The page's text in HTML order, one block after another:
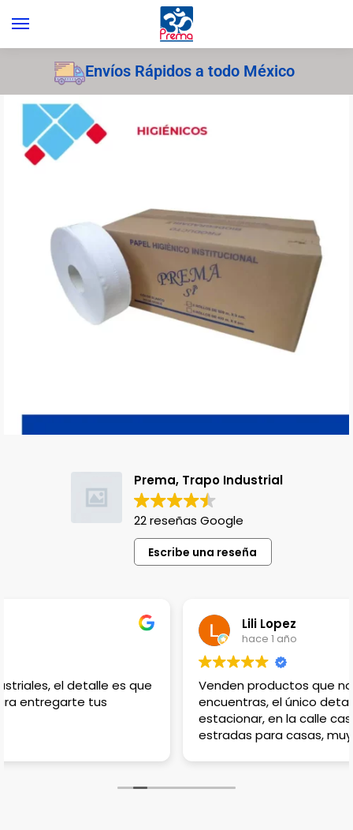
Envíos Rápidos a todo México
Prema, Trapo Industrial
22 reseñas Google
Escribe una reseña
Venden productos que no en cualquier lado
encuentras, el único detalle es que no hay lugar para
estacionar, en la calle casi no hay porque hay
estradas para casas, muy complicado en horas pico!